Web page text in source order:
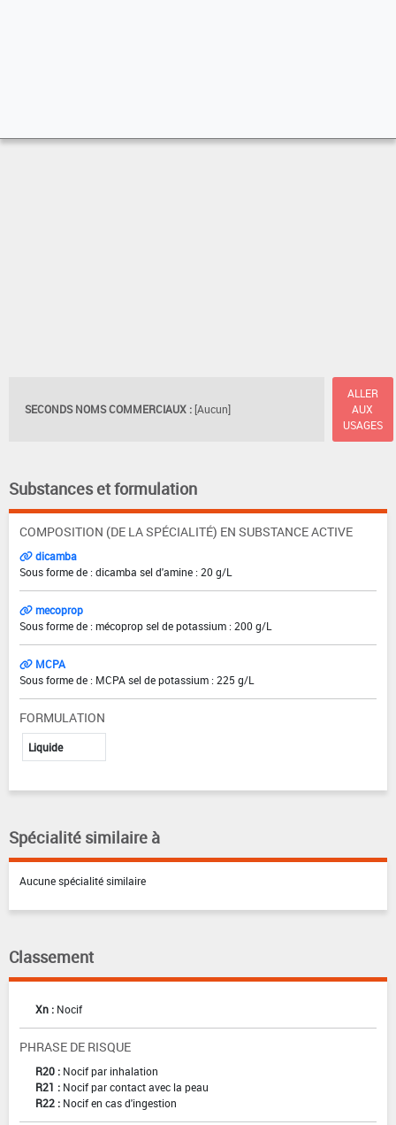
SECONDS NOMS COMMERCIAUX : [Aucun]
ALLER
AUX
USAGES
Substances et formulation
COMPOSITION (DE LA SPÉCIALITÉ) EN SUBSTANCE ACTIVE
dicamba
Sous forme de : dicamba sel d'amine : 20 g/L
mecoprop
Sous forme de : mécoprop sel de potassium : 200 g/L
MCPA
Sous forme de : MCPA sel de potassium : 225 g/L
FORMULATION
Liquide
Spécialité similaire à
Aucune spécialité similaire
Classement
Xn : Nocif
PHRASE DE RISQUE
R20 : Nocif par inhalation
R21 : Nocif par contact avec la peau
R22 : Nocif en cas d'ingestion